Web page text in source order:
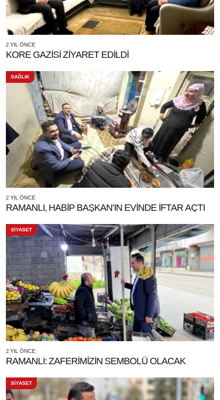
2 YIL ÖNCE
KORE GAZİSİ ZİYARET EDİLDİ
SAĞLIK
2 YIL ÖNCE
RAMANLI, HABİP BAŞKAN'IN EVİNDE İFTAR AÇTI
SİYASET
2 YIL ÖNCE
RAMANLI: ZAFERİMİZİN SEMBOLÜ OLACAK
SİYASET